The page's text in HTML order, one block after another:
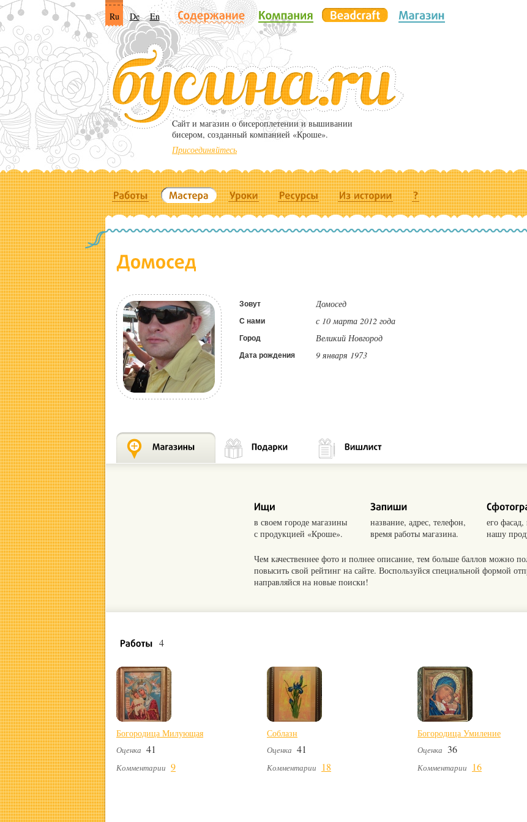
Ru De En
Cайт и магазин о бисероплетении и вышивании
бисером, созданный компанией «Кроше».
Присоединяйтесь
Зовут Домосед
С нами с 10 марта 2012 года
Город Великий Новгород
Дата рождения 9 января 1973
в своем городе магазины
с продукцией «Кроше».
название, адрес, телефон,
время работы магазина.
его фасад,
нашу
Чем качественнее фото и полнее описание, тем больше баллов можно
повысить свой рейтинг на сайте. Воспользуйся специальной формой
направляйся на новые поиски!
4
Богородица Милующая
Оценка 41
Комментарии 9
Соблазн
Оценка 41
Комментарии 18
Богородица Умиление
Оценка 36
Комментарии 16